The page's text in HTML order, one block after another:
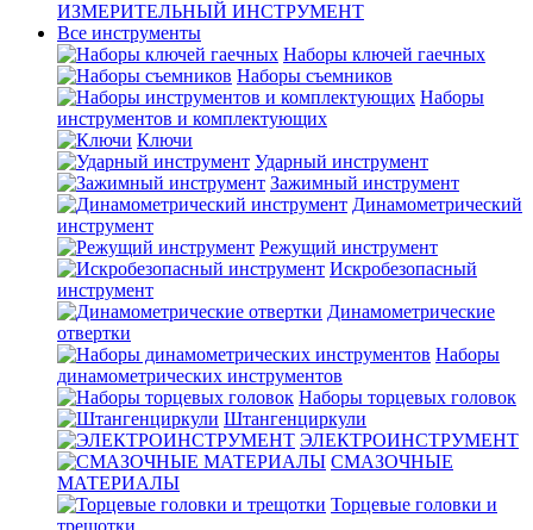
ИЗМЕРИТЕЛЬНЫЙ ИНСТРУМЕНТ
Все инструменты
Наборы ключей гаечных
Наборы съемников
Наборы
инструментов и комплектующих
Ключи
Ударный инструмент
Зажимный инструмент
Динамометрический
инструмент
Режущий инструмент
Искробезопасный
инструмент
Динамометрические
отвертки
Наборы
динамометрических инструментов
Наборы торцевых головок
Штангенциркули
ЭЛЕКТРОИНСТРУМЕНТ
СМАЗОЧНЫЕ
МАТЕРИАЛЫ
Торцевые головки и
трещотки